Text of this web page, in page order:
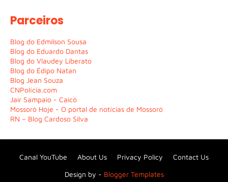
Parceiros
Blog do Edmilson Sousa
Blog do Eduardo Dantas
Blog do Vlaudey Liberato
Blog do Édipo Natan
Blog Jean Souza
CNPolícia.com
Jair Sampaio - Caicó
Mossoró Hoje - O portal de notícias de Mossoró
RN – Blog Cardoso Silva
Design by - Blogger Templates
Canal YouTube About Us Privacy Policy Contact Us